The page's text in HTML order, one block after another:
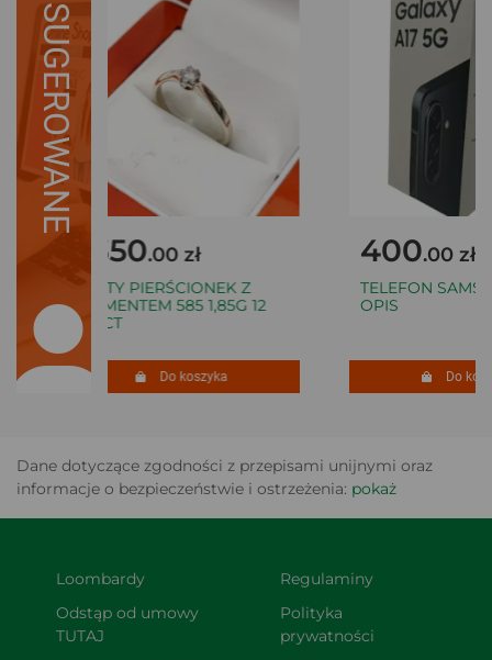
SUGEROWANE
2350.00 zł
ZŁOTY PIERŚCIONEK Z
DIAMENTEM 585 1,85G 12
0,16CT
Do koszyka
400.00 zł
TELEFON
OPIS
Do
Dane dotyczące zgodności z przepisami unijnymi oraz
informacje o bezpieczeństwie i ostrzeżenia: pokaż
Loombardy
Odstąp od umowy
TUTAJ
Regulaminy
Polityka
prywatności